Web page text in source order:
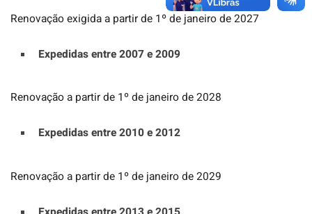
Renovação exigida a partir de 1º de janeiro de 2027
Expedidas entre 2007 e 2009
Renovação a partir de 1º de janeiro de 2028
Expedidas entre 2010 e 2012
Renovação a partir de 1º de janeiro de 2029